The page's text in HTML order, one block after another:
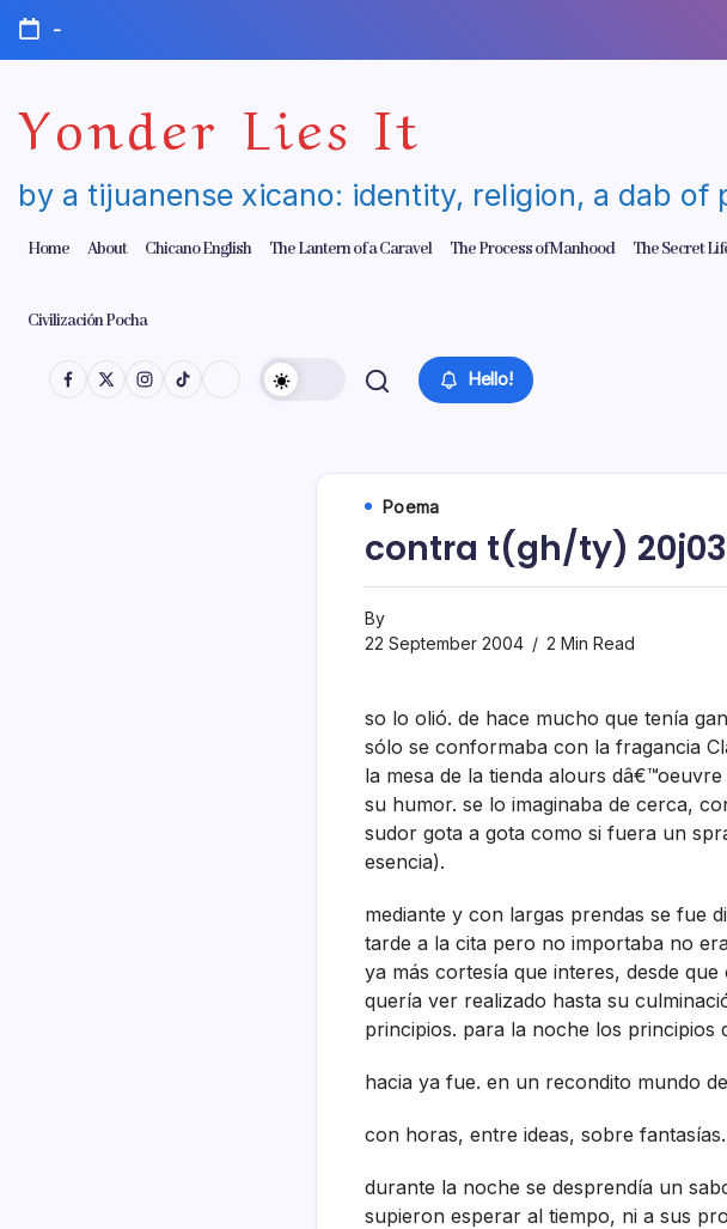
Skip
content
-
Yonder Lies It
by a tijuanense xicano: identity, religion, a dab
Home About Chicano English The Lantern of a Caravel The Process of Manhood The Secret
Civilización Pocha
Hello!
Poema
contra t(gh/ty) 20j03
By
22 September 2004
2 Min Read
so lo olió. de hace mucho que tení­a
sólo se conformaba con la fragancia
la mesa de la tienda alours
su humor. se lo imaginaba de cerca,
sudor gota a gota como si fuera un
esencia).
mediante y con largas prendas se fue
tarde a la cita pero no importaba no
ya más cortesí­a que interes, desde
querí­a ver realizado hasta su
principios. para la noche los principios
hacia ya fue. en un recondito mundo
con horas, entre ideas, sobre
durante la noche se desprendí­a un
supieron esperar al tiempo, ni a sus